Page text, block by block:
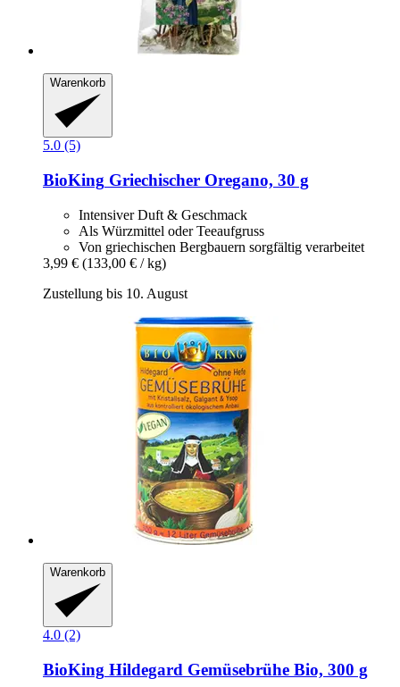
Warenkorb
5.0 (5)
BioKing Griechischer Oregano, 30 g
Intensiver Duft & Geschmack
Als Würzmittel oder Teeaufgruss
Von griechischen Bergbauern sorgfältig verarbeitet
3,99 € (133,00 € / kg)
Zustellung bis 10. August
Warenkorb
4.0 (2)
BioKing Hildegard Gemüsebrühe Bio, 300 g